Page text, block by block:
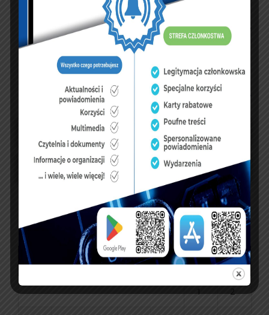
NASZ FACEBOOK
UBEZPIECZENIA
sierpień 2026
P C P S N
1 2